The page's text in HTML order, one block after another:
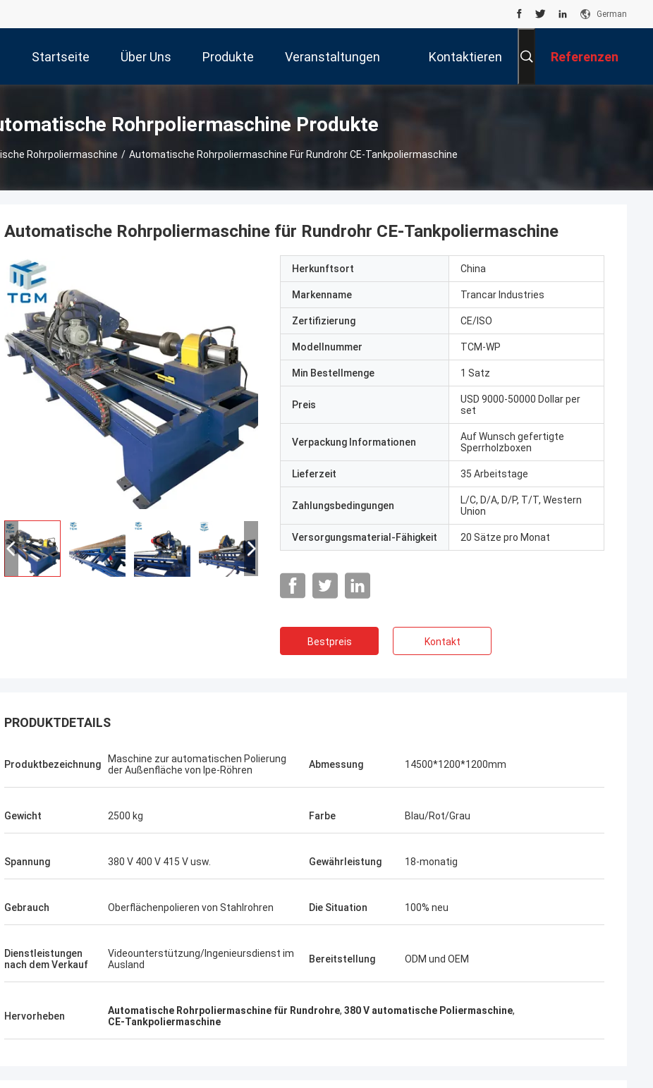
German
Startseite Über Uns Produkte Veranstaltungen Kontaktieren Referenzen
Rohrpoliermaschine Produkte
Rohrpoliermaschine / Automatische Rohrpoliermaschine Für Rundrohr CE-Tankpoliermaschine
Automatische Rohrpoliermaschine für Rundrohr CE-Tankpoliermaschine
Herkunftsort China
Markenname Trancar Industries
Zertifizierung CE/ISO
Modellnummer TCM-WP
Min Bestellmenge 1 Satz
Preis
USD 9000-50000 Dollar per
set
Verpackung Informationen
Auf Wunsch gefertigte
Sperrholzboxen
Lieferzeit 35 Arbeitstage
Zahlungsbedingungen
L/C, D/A, D/P, T/T, Western
Union
Versorgungsmaterial-Fähigkeit 20 Sätze pro Monat
Bestpreis Kontakt
PRODUKTDETAILS
Produktbezeichnung
Maschine zur automatischen Polierung
der Außenfläche von Ipe-Röhren
Abmessung 14500*1200*1200mm
Gewicht 2500 kg Farbe Blau/Rot/Grau
Spannung 380 V 400 V 415 V usw. Gewährleistung 18-monatig
Gebrauch Oberflächenpolieren von Stahlrohren Die Situation 100% neu
Dienstleistungen
nach dem Verkauf
Videounterstützung/Ingenieursdienst im
Ausland
Bereitstellung ODM und OEM
Hervorheben Automatische Rohrpoliermaschine für Rundrohre, 380 V automatische Poliermaschine,
CE-Tankpoliermaschine